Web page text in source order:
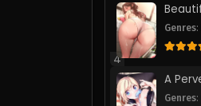
4
Genres:
A
Genres: